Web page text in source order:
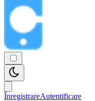
ÎnregistrareAutentificare